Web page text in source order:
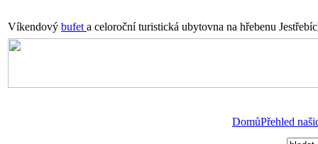
Víkendový bufet a celoroční turistická ubytovna na hřebenu
DomůPřehled